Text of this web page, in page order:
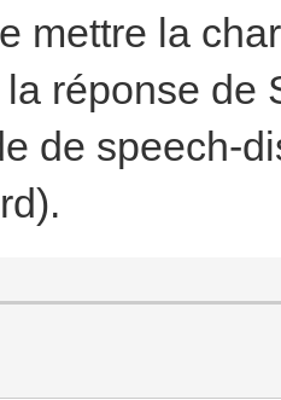
mettre la
réponse de
de speech-